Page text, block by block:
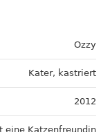
Ozzy
Kater, kastriert
2012
eine Katzenfreundin